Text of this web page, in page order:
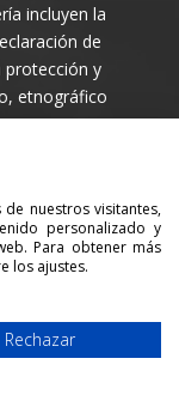
incluyen la
de
protección y
etnográfico
variantes.
Insular
de Privacidad
nuestros visitantes,
personalizado y
Para obtener más
los ajustes.
Rechazar